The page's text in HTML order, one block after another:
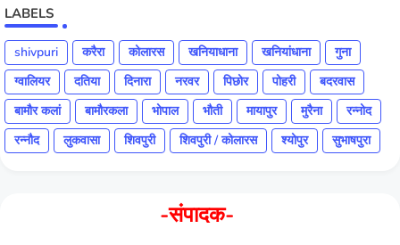
LABELS
shivpuri करैरा कोलारस खनियाधाना खनियांधाना
गुना
ग्वालियर
दतिया दिनारा नरवर पिछोर पोहरी
बदरवास
बामौर कलां
बामौरकला भोपाल भौती मायापुर मुरैना
रन्नोद
रन्नौद
लुकवासा शिवपुरी शिवपुरी / कोलारस श्योपुर सुभाषपुरा
-संपादक-